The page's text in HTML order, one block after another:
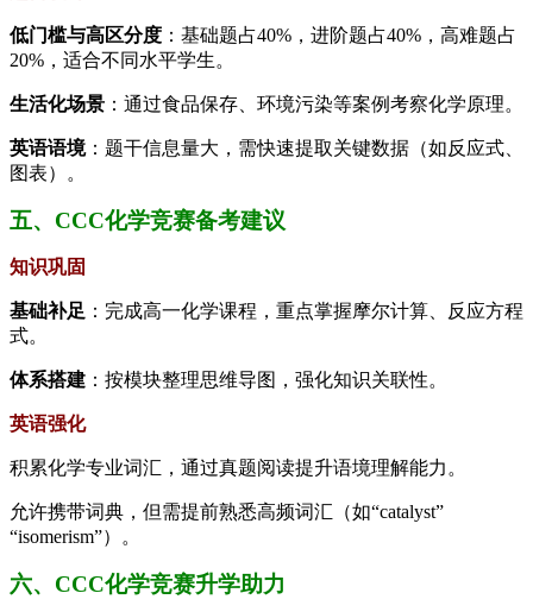
低门槛与高区分度 ：基础题占40%，进阶题占40%，高难题占
20%，适合不同水平学生。
生活化场景 ：通过食品保存、环境污染等案例考察化学原理。
英语语境：题干信息量大，需快速提取关键数据（如反应式、
图表）。
五、CCC化学竞赛备考建议
知识巩固
基础补足 ：完成高一化学课程，重点掌握摩尔计算、反应方程
式。
体系搭建 ：按模块整理思维导图，强化知识关联性。
英语强化
积累化学专业词汇，通过真题阅读提升语境理解能力。
允许携带词典，但需提前熟悉高频词汇（如“catalyst”
“isomerism”）。
六、CCC化学竞赛升学助力